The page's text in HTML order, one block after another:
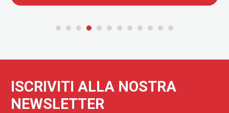
ISCRIVITI ALLA NOSTRA
NEWSLETTER